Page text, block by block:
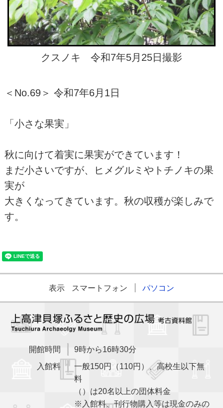
クスノキ 令和7年5月25日撮影
＜No.69＞ 令和7年6月1日
「小さな果実」
秋に向けて着実に果実ができています！
まだ小さいですが、ヒメグルミやトチノキの果
実が
大きくなってきています。秋の収穫が楽しみで
す。
表示 スマートフォン パソコン
開館時間
9時から16時30分
入館料
一般150円（110円）、高校生以下無
料
（）は20名以上の団体料金
※入館料、刊行物購入等は現金のみの